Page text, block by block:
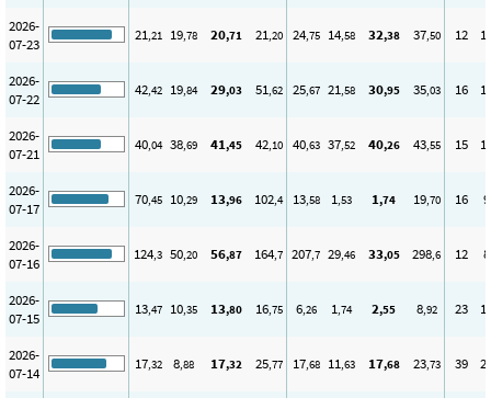
2026-
07-23
21,21 19,78 20,71 21,20 24,75 14,58 32,38 37,50 12
2026-
07-22
42,42 19,84 29,03 51,62 25,67 21,58 30,95 35,03 16
2026-
07-21
40,04 38,69 41,45 42,10 40,63 37,52 40,26 43,55 15
2026-
07-17
70,45 10,29 13,96 102,4 13,58 1,53 1,74 19,70 16 9
2026-
07-16
124,3 50,20 56,87 164,7 207,7 29,46 33,05 298,6 12 8
2026-
07-15
13,47 10,35 13,80 16,75 6,26 1,74 2,55 8,92 23
2026-
07-14
17,32 8,88 17,32 25,77 17,68 11,63 17,68 23,73 39